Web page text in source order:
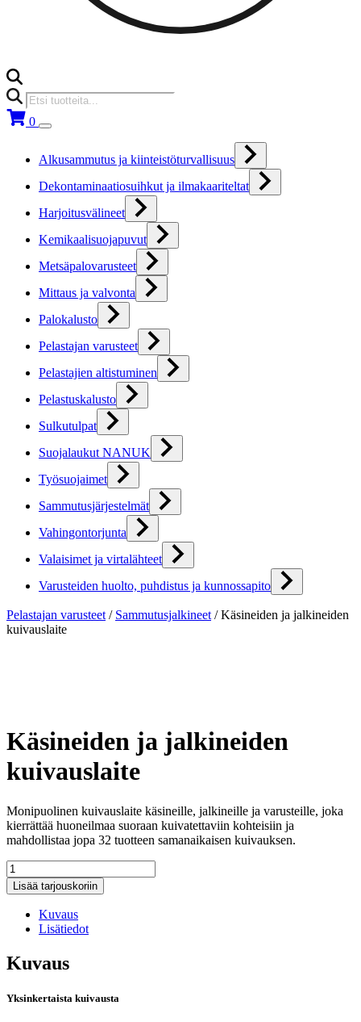
Products
search
0
Alkusammutus ja kiinteistöturvallisuus
Dekontaminaatiosuihkut ja ilmakaariteltat
Harjoitusvälineet
Kemikaalisuojapuvut
Metsäpalovarusteet
Mittaus ja valvonta
Palokalusto
Pelastajan varusteet
Pelastajien altistuminen
Pelastuskalusto
Sulkutulpat
Suojalaukut NANUK
Työsuojaimet
Sammutusjärjestelmät
Vahingontorjunta
Valaisimet ja virtalähteet
Varusteiden huolto, puhdistus ja kunnossapito
Pelastajan varusteet / Sammutusjalkineet /Käsineiden ja jalkineiden
kuivauslaite
Käsineiden ja jalkineiden
kuivauslaite
Monipuolinen kuivauslaite käsineille, jalkineille ja varusteille, joka
kierrättää huoneilmaa suoraan kuivatettaviin kohteisiin ja
mahdollistaa jopa 32 tuotteen samanaikaisen kuivauksen.
Käsineiden
ja
jalkineiden
kuivauslaite
määrä
Lisää tarjouskoriin
Kuvaus
Lisätiedot
Kuvaus
Yksinkertaista kuivausta